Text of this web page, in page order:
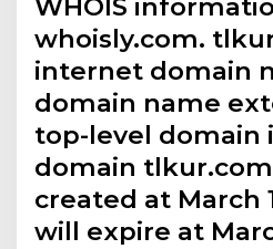
WHOIS
whoisly.com.
internet domain
domain name
top-level domain
domain
created at March
will expire at